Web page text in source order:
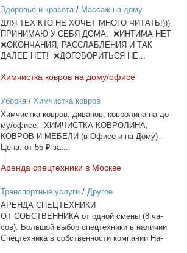
Здоровье и красота/ Массаж на дому
ДЛЯ ТЕХ КТО НЕ ХОЧЕТ МНОГО ЧИТАТЬ!)))
ПРИНИМАЮ У СЕБЯ ДОМА. ❌ИНТИМА НЕТ
❌ОКОНЧАНИЯ, РАССЛАБЛЕНИЯ И ТАК
ДАЛЕЕ НЕТ! ❌ДОГОВОРИТЬСЯ НЕ...
Хим­чист­ка ков­ров на до­му/офи­се
Уборка/ Химчистка ковров
Хим­чист­ка ков­ров, ди­ва­нов, ков­ро­ли­на на до­
му/офи­се. ХИМЧИСТКА КОВРОЛИНА,
КОВРОВ И МЕБЕЛИ (в Офи­се и на До­му) -
Це­на: от 55 ₽ за...
Арен­да спец­тех­ни­ки в Москве
Транспортные услуги/ Другое
АРЕНДА СПЕЦТЕХНИКИ
ОТ СОБСТВЕННИКА от од­ной сме­ны (8 ча­
сов). Боль­шой вы­бор спец­тех­ни­ки в на­ли­чии
Спец­тех­ни­ка в соб­ствен­но­сти ком­па­нии На­